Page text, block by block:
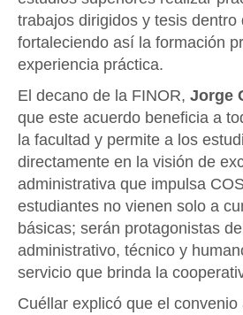
trabajos dirigidos y tesis dentro
fortaleciendo así la formación
experiencia práctica.
El decano de la FINOR, Jorge
que este acuerdo beneficia a
la facultad y permite a los
directamente en la visión de
administrativa que impulsa
estudiantes no vienen solo a
básicas; serán protagonistas
administrativo, técnico y
servicio que brinda la
Cuéllar explicó que el